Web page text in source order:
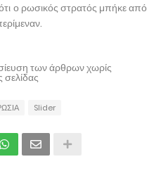
ο ρωσικός στρατός μπήκε από
των άρθρων χωρίς
Slider